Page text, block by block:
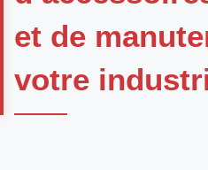
et de
votre